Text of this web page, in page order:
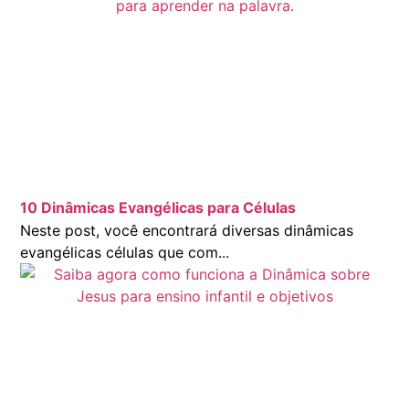
10 Dinâmicas Evangélicas para Células
Neste post, você encontrará diversas dinâmicas
evangélicas células que com...